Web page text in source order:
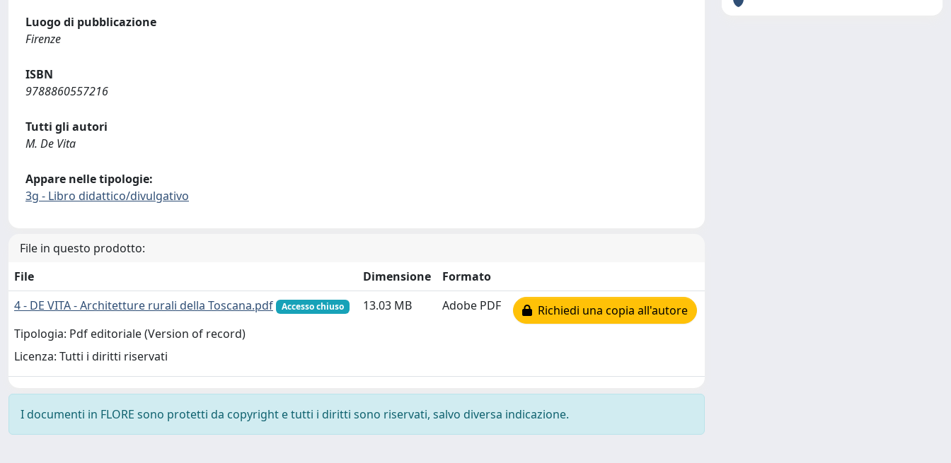
Luogo di pubblicazione
Firenze
ISBN
9788860557216
Tutti gli autori
M. De Vita
Appare nelle tipologie:
3g - Libro didattico/divulgativo
File in questo prodotto:
File
Dimensione
Formato
4 - DE VITA - Architetture rurali della Toscana.pdf
Accesso chiuso
Tipologia: Pdf editoriale (Version of record)
Licenza: Tutti i diritti riservati
13.03 MB Adobe PDF Richiedi una copia all'autore
I documenti in FLORE sono protetti da copyright e tutti i diritti sono riservati, salvo diversa indicazione.